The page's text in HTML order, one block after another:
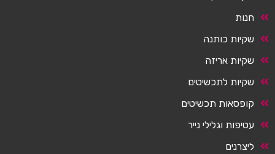
חנות
שקיות כותנה
שקיות אריזה
שקיות לתכשיטים
קופסאות תכשיטים
עטיפות וגלילי נייר
ליצרנים